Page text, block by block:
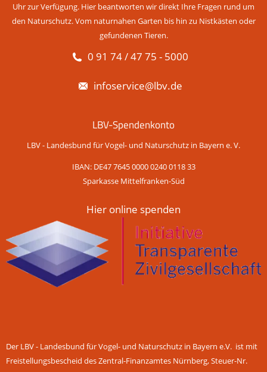
Uhr zur Verfügung. Hier beantworten wir direkt Ihre Fragen rund um
den Naturschutz. Vom naturnahen Garten bis hin zu Nistkästen oder
gefundenen Tieren.
0 91 74 / 47 75 - 5000
infoservice@lbv.de
LBV-Spendenkonto
LBV - Landesbund für Vogel- und Naturschutz in Bayern e. V.
IBAN: DE47 7645 0000 0240 0118 33
Sparkasse Mittelfranken-Süd
Hier online spenden
Der LBV - Landesbund für Vogel- und Naturschutz in Bayern e.V. ist mit
Freistellungsbescheid des Zentral-Finanzamtes Nürnberg, Steuer-Nr.